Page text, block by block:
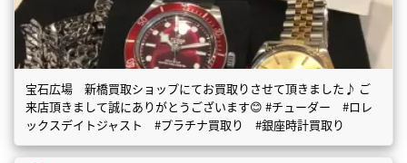
宝石広場 新橋買取ショップにてお買取りさせて頂きました♪ ご
来店頂きまして誠にありがとうございます😊 #チューダー #ロレ
ックスデイトジャスト #プラチナ買取り #銀座時計買取り